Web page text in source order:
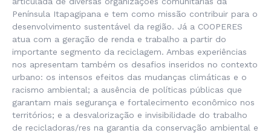
Península Itapagipana e tem como missão contribuir para o
desenvolvimento sustentável da região. Já a COOPERES
atua com a geração de renda e trabalho a partir do
importante segmento da reciclagem. Ambas experiências
nos apresentam também os desafios inseridos no contexto
urbano: os intensos efeitos das mudanças climáticas e o
racismo ambiental; a ausência de políticas públicas que
garantam mais segurança e fortalecimento econômico nos
territórios; e a desvalorização e invisibilidade do trabalho
de recicladoras/res na garantia da conservação ambiental e